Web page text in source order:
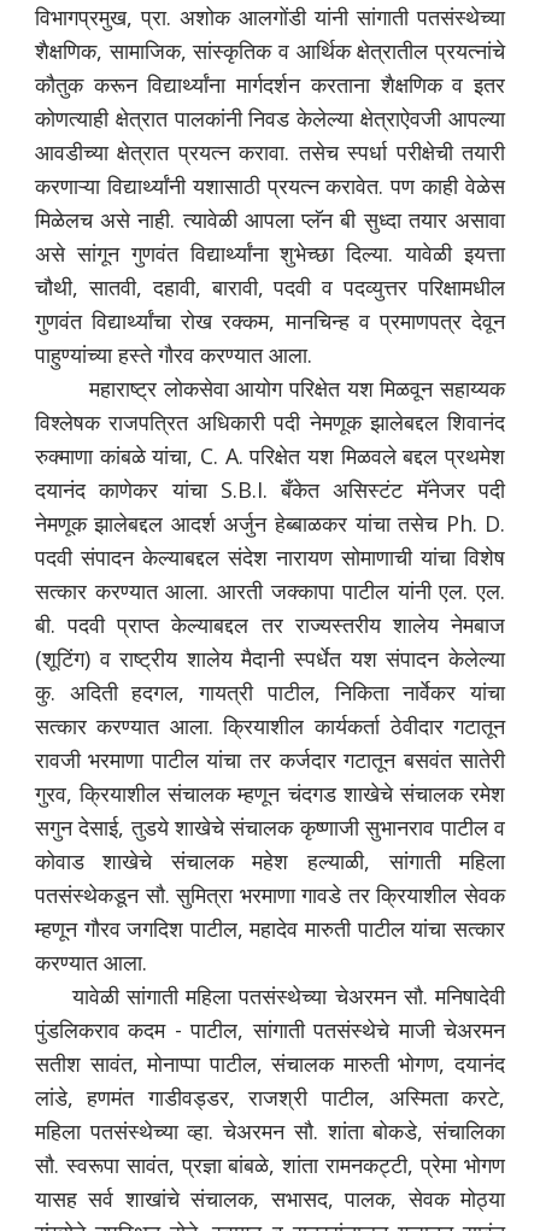
विभागप्रमुख, प्रा. अशोक आलगोंडी यांनी सांगाती पतसंस्थेच्या
शैक्षणिक, सामाजिक, सांस्कृतिक व आर्थिक क्षेत्रातील प्रयत्नांचे
कौतुक करून विद्यार्थ्यांना मार्गदर्शन करताना शैक्षणिक व इतर
कोणत्याही क्षेत्रात पालकांनी निवड केलेल्या क्षेत्राऐवजी आपल्या
आवडीच्या क्षेत्रात प्रयत्न करावा. तसेच स्पर्धा परीक्षेची तयारी
करणाऱ्या विद्यार्थ्यांनी यशासाठी प्रयत्न करावेत. पण काही वेळेस
मिळेलच असे नाही. त्यावेळी आपला प्लॅन बी सुध्दा तयार असावा
असे सांगून गुणवंत विद्यार्थ्यांना शुभेच्छा दिल्या. यावेळी इयत्ता
चौथी, सातवी, दहावी, बारावी, पदवी व पदव्युत्तर परिक्षामधील
गुणवंत विद्यार्थ्यांचा रोख रक्कम, मानचिन्ह व प्रमाणपत्र देवून
पाहुण्यांच्या हस्ते गौरव करण्यात आला.
महाराष्ट्र लोकसेवा आयोग परिक्षेत यश मिळवून सहाय्यक
विश्लेषक राजपत्रित अधिकारी पदी नेमणूक झालेबद्दल शिवानंद
रुक्माणा कांबळे यांचा, C. A. परिक्षेत यश मिळवले बद्दल प्रथमेश
दयानंद काणेकर यांचा S.B.I. बँकेत असिस्टंट मॅनेजर पदी
नेमणूक झालेबद्दल आदर्श अर्जुन हेब्बाळकर यांचा तसेच Ph. D.
पदवी संपादन केल्याबद्दल संदेश नारायण सोमाणाची यांचा विशेष
सत्कार करण्यात आला. आरती जक्कापा पाटील यांनी एल. एल.
बी. पदवी प्राप्त केल्याबद्दल तर राज्यस्तरीय शालेय नेमबाज
(शूटिंग) व राष्ट्रीय शालेय मैदानी स्पर्धेत यश संपादन केलेल्या
कु. अदिती हदगल, गायत्री पाटील, निकिता नार्वेकर यांचा
सत्कार करण्यात आला. क्रियाशील कार्यकर्ता ठेवीदार गटातून
रावजी भरमाणा पाटील यांचा तर कर्जदार गटातून बसवंत सातेरी
गुरव, क्रियाशील संचालक म्हणून चंदगड शाखेचे संचालक रमेश
सगुन देसाई, तुडये शाखेचे संचालक कृष्णाजी सुभानराव पाटील व
कोवाड शाखेचे संचालक महेश हल्याळी, सांगाती महिला
पतसंस्थेकडून सौ. सुमित्रा भरमाणा गावडे तर क्रियाशील सेवक
म्हणून गौरव जगदिश पाटील, महादेव मारुती पाटील यांचा सत्कार
करण्यात आला.
यावेळी सांगाती महिला पतसंस्थेच्या चेअरमन सौ. मनिषादेवी
पुंडलिकराव कदम - पाटील, सांगाती पतसंस्थेचे माजी चेअरमन
सतीश सावंत, मोनाप्पा पाटील, संचालक मारुती भोगण, दयानंद
लांडे, हणमंत गाडीवड्डर, राजश्री पाटील, अस्मिता करटे,
महिला पतसंस्थेच्या व्हा. चेअरमन सौ. शांता बोकडे, संचालिका
सौ. स्वरूपा सावंत, प्रज्ञा बांबळे, शांता रामनकट्टी, प्रेमा भोगण
यासह सर्व शाखांचे संचालक, सभासद, पालक, सेवक मोठ्या